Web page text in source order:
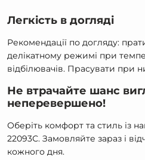
Легкість в догляді
Рекомендації по догляду:
делікатному режимі при
відбілювачів. Прасувати при
Не втрачайте шанс
неперевершено!
Оберіть комфорт та стиль із
22093С. Замовляйте зараз і
кожного дня.